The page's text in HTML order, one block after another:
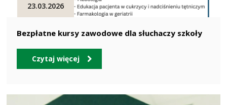
23.03.2026
Bezpłatne kursy zawodowe dla słuchaczy szkoły
Czytaj więcej